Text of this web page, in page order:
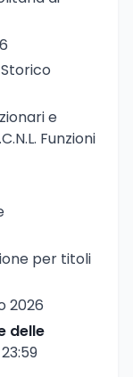
e
Funzioni
per titoli
2026
delle